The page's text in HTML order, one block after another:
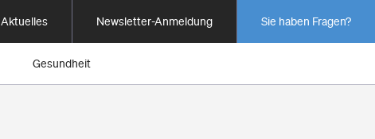
Aktuelles Newsletter-Anmeldung Sie haben Fragen?
Gesundheit